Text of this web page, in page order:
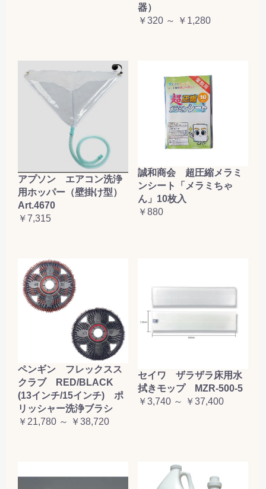
器）
￥320 ～ ￥1,280
アプソン エアコン洗浄
用ホッパー（壁掛け型）
Art.4670
￥7,315
誠和商会 超圧縮メラミ
ンシート「メラミちゃ
ん」10枚入
￥880
ペンギン フレックスス
クラブ RED/BLACK
(13インチ/15インチ) ポ
リッシャー洗浄ブラシ
￥21,780 ～ ￥38,720
セイワ ザラザラ床用水
拭きモップ MZR-500-5
￥3,740 ～ ￥37,400